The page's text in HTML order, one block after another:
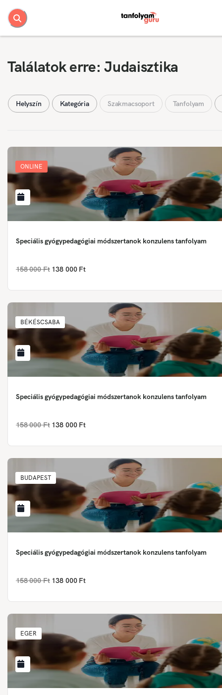
Találatok erre: Judaisztika
Helyszín Kategória Szakmacsoport Tanfolyam
ONLINE
Speciális gyógypedagógiai módszertanok konzulens tanfolyam
158 000 Ft 138 000 Ft
BÉKÉSCSABA
Speciális gyógypedagógiai módszertanok konzulens tanfolyam
158 000 Ft 138 000 Ft
BUDAPEST
Speciális gyógypedagógiai módszertanok konzulens tanfolyam
158 000 Ft 138 000 Ft
EGER